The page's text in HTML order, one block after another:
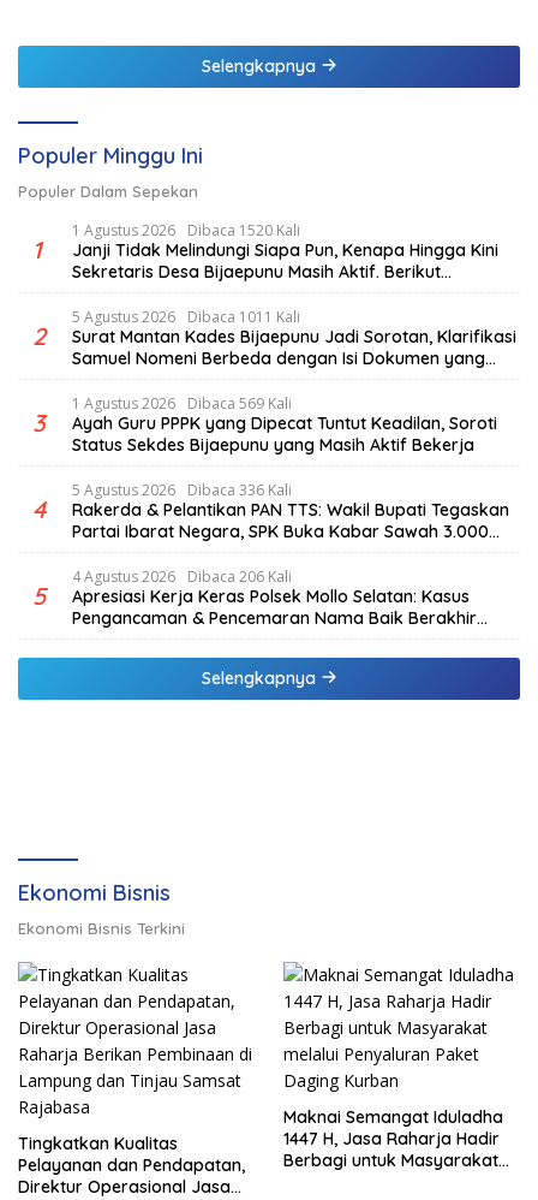
Selengkapnya
Populer Minggu Ini
Populer Dalam Sepekan
1
1 Agustus 2026 Dibaca 1520 Kali
Janji Tidak Melindungi Siapa Pun, Kenapa Hingga Kini
Sekretaris Desa Bijaepunu Masih Aktif. Berikut
penjelasan Ketua Komisi I DPRD TTS.
2
5 Agustus 2026 Dibaca 1011 Kali
Surat Mantan Kades Bijaepunu Jadi Sorotan, Klarifikasi
Samuel Nomeni Berbeda dengan Isi Dokumen yang
Beredar
3
1 Agustus 2026 Dibaca 569 Kali
Ayah Guru PPPK yang Dipecat Tuntut Keadilan, Soroti
Status Sekdes Bijaepunu yang Masih Aktif Bekerja
4
5 Agustus 2026 Dibaca 336 Kali
Rakerda & Pelantikan PAN TTS: Wakil Bupati Tegaskan
Partai Ibarat Negara, SPK Buka Kabar Sawah 3.000
Hektar & Larangan Politik Uang
5
4 Agustus 2026 Dibaca 206 Kali
Apresiasi Kerja Keras Polsek Mollo Selatan: Kasus
Pengancaman & Pencemaran Nama Baik Berakhir
Damai
Selengkapnya
Ekonomi Bisnis
Ekonomi Bisnis Terkini
Tingkatkan Kualitas
Pelayanan dan Pendapatan,
Direktur Operasional Jasa
Maknai Semangat Iduladha
1447 H, Jasa Raharja Hadir
Berbagi untuk Masyarakat